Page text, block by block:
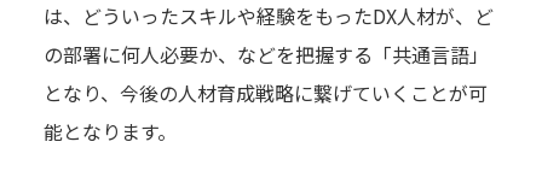
は、どういったスキルや経験をもったDX人材が、ど
の部署に何人必要か、などを把握する「共通言語」
となり、今後の人材育成戦略に繋げていくことが可
能となります。